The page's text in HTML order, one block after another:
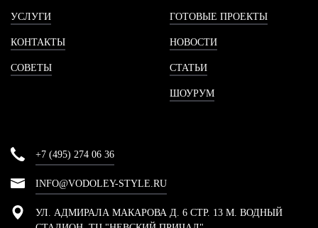
УСЛУГИ
КОНТАКТЫ
СОВЕТЫ
ГОТОВЫЕ ПРОЕКТЫ
НОВОСТИ
СТАТЬИ
ШОУРУМ
+7 (495) 274 06 36
INFO@VODOLEY-STYLE.RU
УЛ. АДМИРАЛА МАКАРОВА Д. 6 СТР. 13 М. ВОДНЫЙ